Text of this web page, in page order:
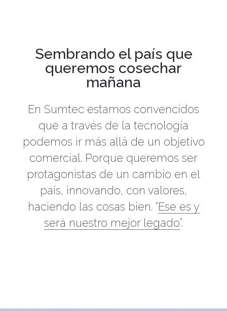
Sembrando el país que
queremos cosechar
mañana
En Sumtec estamos convencidos
que a través de la tecnología
podemos ir más allá de un objetivo
comercial. Porque queremos ser
protagonistas de un cambio en el
país, innovando, con valores,
haciendo las cosas bien. “Ese es y
será nuestro mejor legado”.